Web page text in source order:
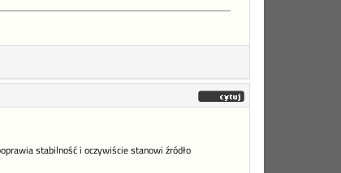
stabilność i oczywiście stanowi źródło